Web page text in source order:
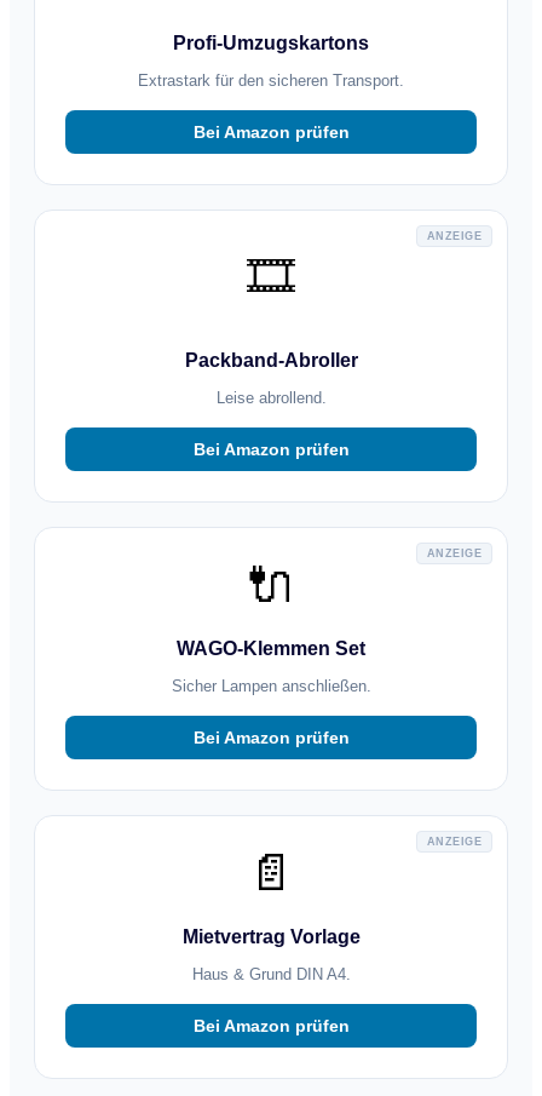
Profi-Umzugskartons
Extrastark für den sicheren Transport.
Bei Amazon prüfen
ANZEIGE
🎞️
Packband-Abroller
Leise abrollend.
Bei Amazon prüfen
ANZEIGE
🔌
WAGO-Klemmen Set
Sicher Lampen anschließen.
Bei Amazon prüfen
ANZEIGE
📄
Mietvertrag Vorlage
Haus & Grund DIN A4.
Bei Amazon prüfen